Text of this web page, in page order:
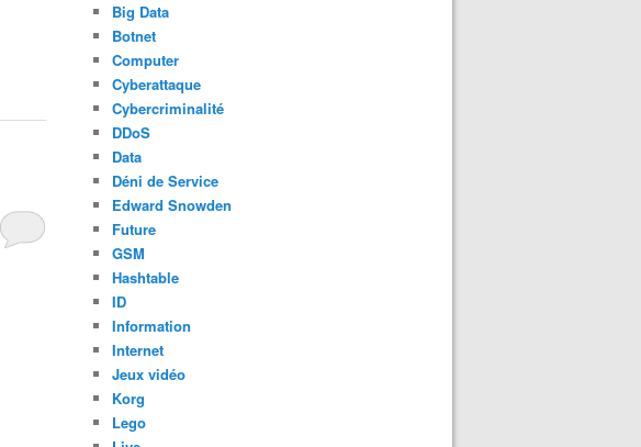
Big Data
Botnet
Computer
Cyberattaque
Cybercriminalité
DDoS
Data
Déni de Service
Edward Snowden
Future
GSM
Hashtable
ID
Information
Internet
Jeux vidéo
Korg
Lego